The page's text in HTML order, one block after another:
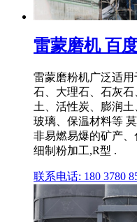
雷蒙磨机 百
雷蒙磨粉机广泛适
石、大理石、石灰
土、活性炭、膨润土
玻璃、保温材料等
非易燃易爆的矿产
细制粉加工,R型 .
联系电话: 180 3780